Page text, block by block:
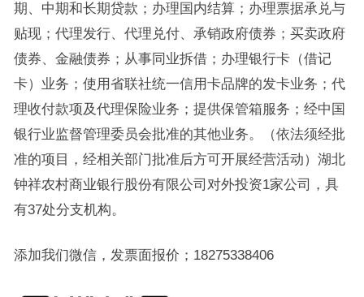
期、中期和长期贷款；办理国内结算；办理票据承兑与
贴现；代理发行、代理兑付、承销政府债券；买卖政府
债券、金融债券；从事同业拆借；办理银行卡（借记
卡）业务；使用省联社统一信用卡品牌的发卡业务；代
理收付款项及代理保险业务；提供保管箱服务；经中国
银行业监督管理委员会批准的其他业务。（依法须经批
准的项目，经相关部门批准后方可开展经营活动）湖北
钟祥农村商业银行股份有限公司对外投资1家公司，具
有37处分支机构。
添加我们微信，发票面报价；18275338406